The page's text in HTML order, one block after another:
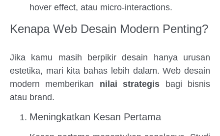
hover effect, atau micro-interactions.
Kenapa Web Desain Modern Penting?
Jika kamu masih berpikir desain hanya urusan
estetika, mari kita bahas lebih dalam. Web desain
modern memberikan nilai strategis bagi bisnis
atau brand.
Meningkatkan Kesan Pertama